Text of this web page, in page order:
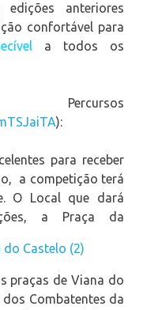
anteriores
confortável para
a todos os
):
para receber
a competição terá
O Local que dará
a Praça da
praças de Viana do
Combatentes da